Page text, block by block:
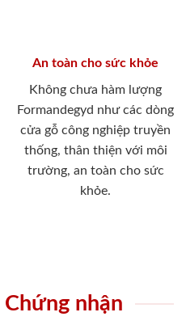
An toàn cho sức khỏe
Không chưa hàm lượng
Formandegyd như các dòng
cửa gỗ công nghiệp truyền
thống, thân thiện với môi
trường, an toàn cho sức
khỏe.
nhận